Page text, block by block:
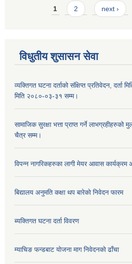
Pages1 2 next ›
विधुतीय शुसासन सेवा
व्यक्तिगत घटना दर्ताको संक्षिप्त प्रतिवेदन, दर्ता
मिति २०८०-०३-३१ सम्म।
सामाजिक सुरक्षा भत्ता प्राप्त गर्ने
चैत्र सम्म।
विपन्न नागरिकहरुका लागी मेयर आवास कार्यक्रम
बिद्यालय अनुमति कक्षा थप बारेकाे निवेदन फारम
ब्यक्तिगत घटना दर्ता विवरण
म्याचिङ फन्डबाट याेजना माग निवेदनकाे ढाँचा